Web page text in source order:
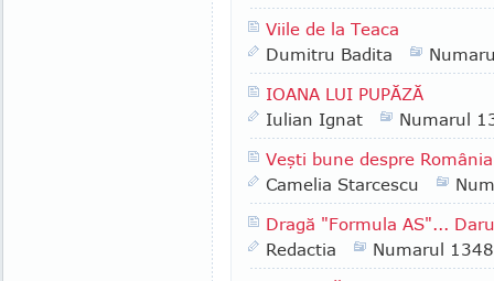
Viile de la Teaca
Dumitru Badita
IOANA LUI PUPĂZĂ
Iulian Ignat
Numarul
Veşti bune despre
Camelia Starcescu
Dragă "Formula AS"...
Redactia
Numarul 1348